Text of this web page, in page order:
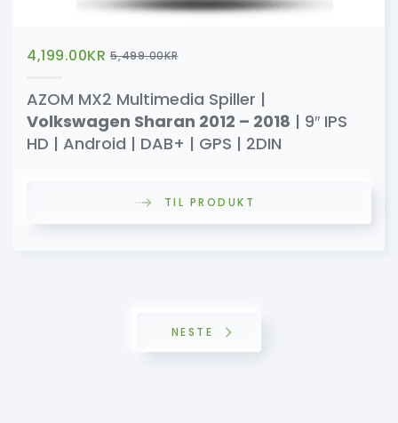
4,199.00KR 5,499.00KR
AZOM MX2 Multimedia Spiller |
Volkswagen Sharan 2012 – 2018 | 9″ IPS
HD | Android | DAB+ | GPS | 2DIN
TIL PRODUKT
NESTE